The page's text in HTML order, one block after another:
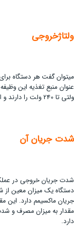
ولتاژخروجی
می­توان گفت هر دستگاه
ولتی تا 240 ولت را دارند و این ولتاژها را به 3 تا 48 ولت تبدیل خواهند کرد.
شدت جریان آن
شدت جریان خروجی در
دستگاه یک میزان معین از
مقدار به میزان مصرف و
دارد.